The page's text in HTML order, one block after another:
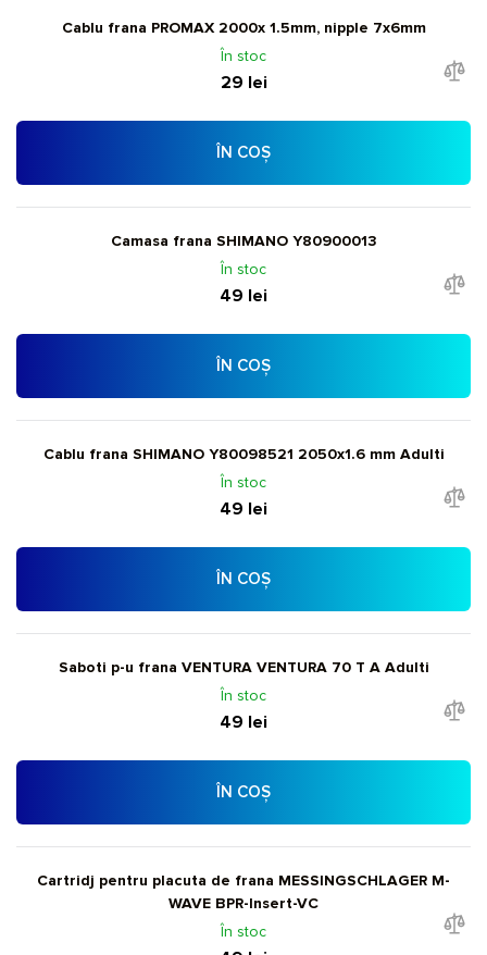
Cablu frana PROMAX 2000x 1.5mm, nipple 7x6mm
În stoc
29 lei
ÎN COȘ
Camasa frana SHIMANO Y80900013
În stoc
49 lei
ÎN COȘ
Cablu frana SHIMANO Y80098521 2050x1.6 mm Adulti
În stoc
49 lei
ÎN COȘ
Saboti p-u frana VENTURA VENTURA 70 T A Adulti
În stoc
49 lei
ÎN COȘ
Cartridj pentru placuta de frana MESSINGSCHLAGER M-
WAVE BPR-Insert-VC
În stoc